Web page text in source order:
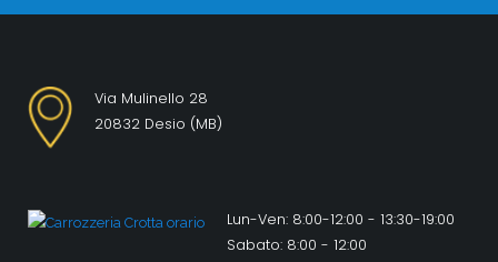
Via Mulinello 28
20832 Desio (MB)
Lun-Ven: 8:00-12:00 - 13:30-19:00
Sabato: 8:00 - 12:00